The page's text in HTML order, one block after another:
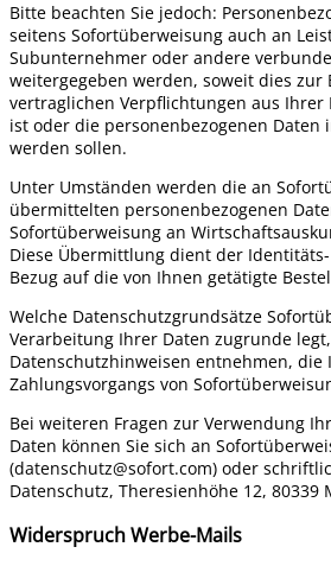
Bitte beachten Sie jedoch:
seitens Sofortüberweisung auch an
Subunternehmer oder andere
weitergegeben werden, soweit dies zur
vertraglichen Verpflichtungen aus
ist oder die personenbezogenen
werden sollen.
Unter Umständen werden die an
übermittelten personenbezogenen
Sofortüberweisung an
Diese Übermittlung dient der
Bezug auf die von Ihnen getätigte
Welche Datenschutzgrundsätze
Verarbeitung Ihrer Daten zugrunde
Datenschutzhinweisen entnehmen, die
Zahlungsvorgangs von
Bei weiteren Fragen zur Verwendung
Daten können Sie sich an
(datenschutz@sofort.com) oder
Datenschutz, Theresienhöhe 12, 80339
Widerspruch Werbe-Mails